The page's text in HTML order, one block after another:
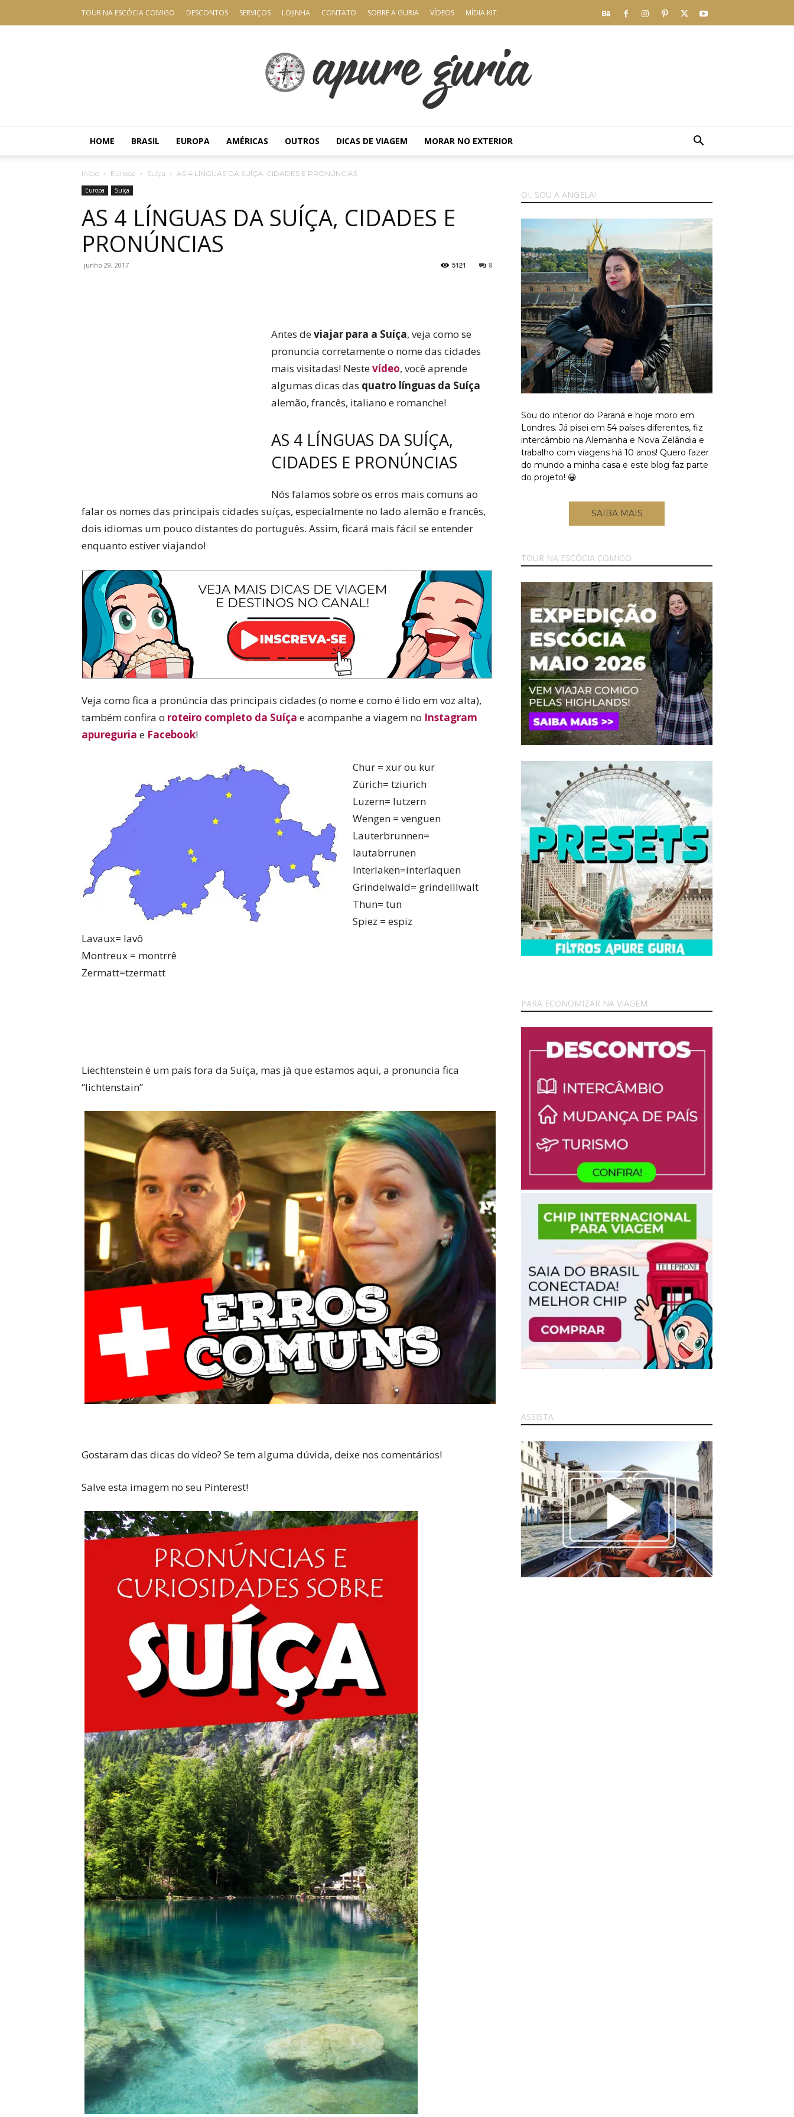
TOUR NA ESCÓCIA COMIGO DESCONTOS SERVIÇOS LOJINHA CONTATO SOBRE A GURIA VÍDEOS MÍDIA KIT
HOME BRASIL EUROPA AMÉRICAS OUTROS DICAS DE VIAGEM MORAR NO EXTERIOR
Início Europa Suíça AS 4 LÍNGUAS DA SUÍÇA, CIDADES E PRONÚNCIAS
Europa Suíça
AS 4 LÍNGUAS DA SUÍÇA, CIDADES E
PRONÚNCIAS
junho 29, 2017 8
5121
Antes deviajar para a Suíça, veja como se
pronuncia corretamente o nome das cidades
mais visitadas! Nestevídeo, você aprende
algumas dicas das quatro línguas da Suíça
alemão, francês, italiano e romanche!
AS 4 LÍNGUAS DA SUÍÇA,
CIDADES E PRONÚNCIAS
Nós falamos sobre os erros mais comuns ao
falar os nomes das principais cidades suíças, especialmente no lado alemão e francês,
dois idiomas um pouco distantes do português. Assim, ficará mais fácil se entender
enquanto estiver viajando!
Veja como fica a pronúncia das principais cidades (o nome e como é lido em voz alta),
também confira o roteiro completo da Suíça e acompanhe a viagem no Instagram
apureguria e Facebook!
Chur = xur ou kur
Zürich= tziurich
Luzern= lutzern
Wengen = venguen
Lauterbrunnen=
lautabrrunen
Interlaken=interlaquen
Grindelwald= grindelllwalt
Thun= tun
Spiez = espiz
Lavaux= lavô
Montreux = montrrê
Zermatt=tzermatt
Liechtenstein é um país fora da Suíça, mas já que estamos aqui, a pronuncia fica
“lichtenstain”
Gostaram das dicas do vídeo? Se tem alguma dúvida, deixe nos comentários!
Salve esta imagem no seu Pinterest!
OI, SOU A ANGELA!
Sou do interior do Paraná e hoje moro em
Londres. Já pisei em 54 países diferentes, fiz
intercâmbio na Alemanha e Nova Zelândia e
trabalho com viagens há 10 anos! Quero fazer
do mundo a minha casa e este blog faz parte
do projeto! 😀
SAIBA MAIS
TOUR NA ESCÓCIA COMIGO
PARA ECONOMIZAR NA VIAGEM
ASSISTA